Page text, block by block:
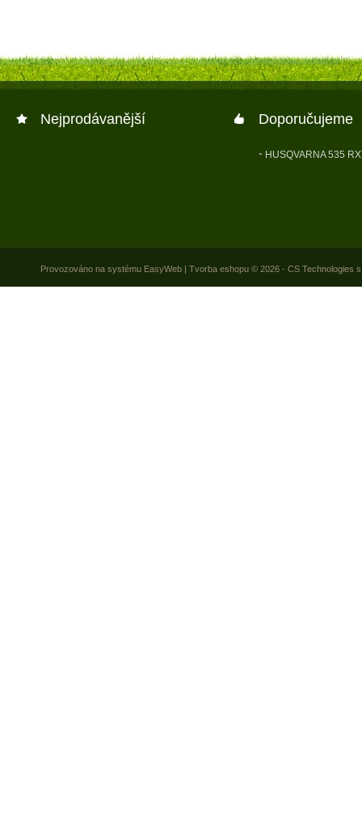
Nejprodávanější Doporučujeme
HUSQVARNA 535
Provozováno na systému EasyWeb | Tvorba eshopu © 2026 - CS Technologies